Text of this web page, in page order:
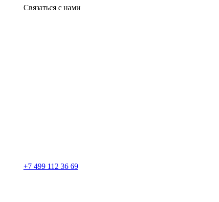
Связаться с нами
+7 499 112 36 69